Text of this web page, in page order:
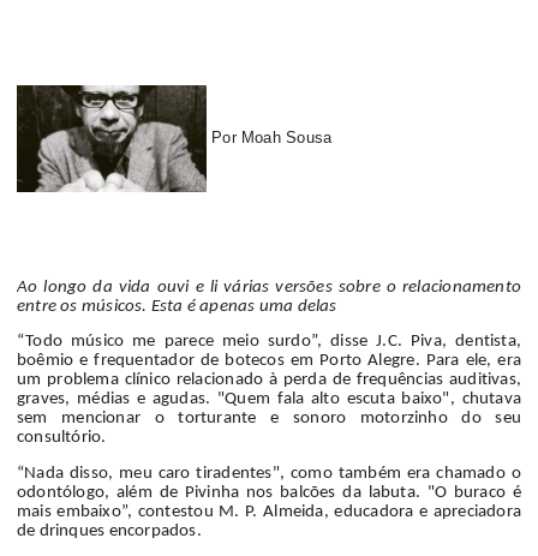
Por Moah Sousa
Ao longo da vida ouvi e li várias versões sobre o relacionamento
entre os músicos. Esta é apenas uma delas
“Todo músico me parece meio surdo”, disse J.C. Piva, dentista,
boêmio e frequentador de botecos em Porto Alegre. Para ele, era
um problema clínico relacionado à perda de frequências auditivas,
graves, médias e agudas. "Quem fala alto escuta baixo", chutava
sem mencionar o torturante e sonoro motorzinho do seu
consultório.
“Nada disso, meu caro tiradentes", como também era chamado o
odontólogo, além de Pivinha nos balcões da labuta. "O buraco é
mais embaixo”, contestou M. P. Almeida, educadora e apreciadora
de drinques encorpados.